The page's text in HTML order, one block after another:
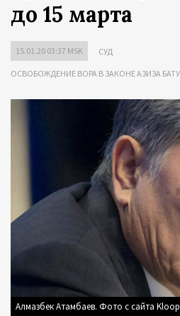
до 15 марта
15.01.20 03:37 MSK СУД
ОСВОБОЖДЕНИЕ ВОРА В ЗАКОНЕ АЗИЗА
Алмазбек Атамбаев. Фото с сайта